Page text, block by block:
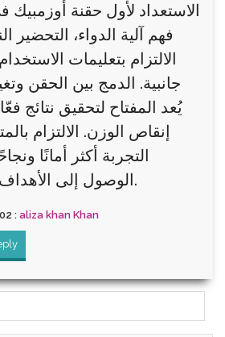
الاستعداد لأول حقنة
فهم آلية الدواء،
الالتزام بتعليمات
جانبية. الدمج بين الحقن
يُعد المفتاح لتحقيق نتائج
إنقاص الوزن. الالتزام
التجربة أكثر أمانًا
الوصول إلى الأهداف الصحية المرجوة.
: aliza khan Khan